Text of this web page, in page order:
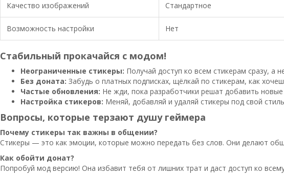
Качество изображений Стандартное
Возможность настройки Нет
Стабильный прокачайся с модом!
Неограниченные стикеры: Получай доступ ко всем стикерам сразу, а
Без доната: Забудь о платных подписках, щёлкай по стикерам, как
Частые обновления: Не жди, пока разработчики решат добавить
Настройка стикеров: Меняй, добавляй и удаляй стикеры под свой
Вопросы, которые терзают душу геймера
Почему стикеры так важны в общении?
Стикеры — это как эмоции, которые можно передать без слов. Они делают
Как обойти донат?
Попробуй мод версию! Она избавит тебя от лишних трат и даст доступ ко